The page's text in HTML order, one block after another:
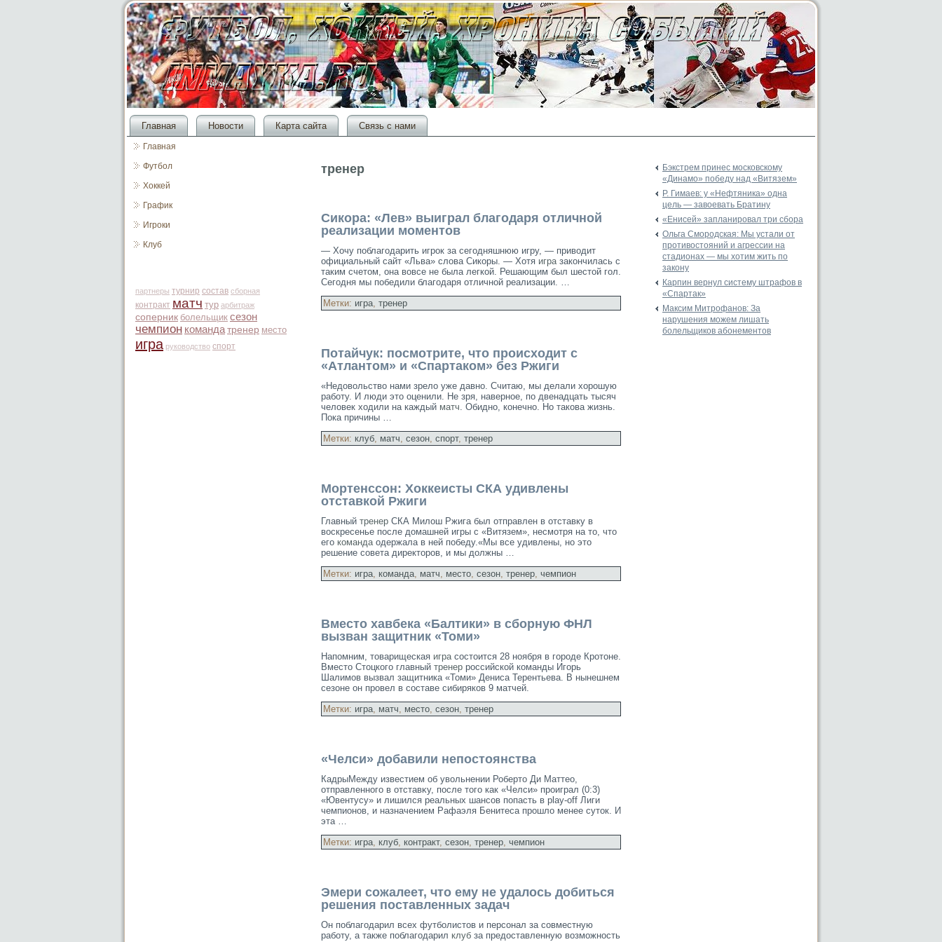
Главная Новости Карта сайта Связь с нами
Главная
Футбол
Хоккей
График
Игроки
Клуб
партнеры турнир состав сборная
контракт матч тур арбитраж
соперник болельщик сезон
чемпион команда тренер место
игра руководство спорт
тренер
Сикора: «Лев» выиграл благодаря отличной
реализации моментов
— Хочу поблагодарить игрок за сегодняшнюю игру, — приводит
официальный сайт «Льва» слова Сикоры. — Хотя игразакончилась с
таким счетом, она вовсе не была легкой. Решающим был шестой гол.
Сегодня мы победили благодаря отличной реализации. …
Метки: игра, тренер
Потайчук: посмотрите, что происходит с
«Атлантом» и «Спартаком» без Ржиги
«Недовольство нами зрело уже давно. Считаю, мы делали хорошую
работу. И люди это оценили. Не зря, наверное, по двенадцать тысяч
человек ходили на каждый матч. Обидно, конечно. Но такова жизнь.
Пока причины …
Метки: клуб, матч, сезон, спорт, тренер
Мортенссон: Хоккеисты СКА удивлены
отставкой Ржиги
Главный тренер СКА Милош Ржига был отправлен в отставку в
воскресенье после домашней игры с «Витязем», несмотря на то, что
его командаодержала в ней победу.«Мы все удивлены, но это
решение совета директоров, и мы должны …
Метки: игра, команда, матч, место, сезон, тренер, чемпион
Вместо хавбека «Балтики» в сборную ФНЛ
вызван защитник «Томи»
Напомним, товарищеская играсостоится 28 ноября в городе Кротоне.
Вместо Стоцкого главный тренер российской команды Игорь
Шалимов вызвал защитника «Томи» Дениса Терентьева. В нынешнем
сезоне он провел в составе сибиряков 9 матчей.
Метки: игра, матч, место, сезон, тренер
«Челси» добавили непостоянства
КадрыМежду известием об увольнении Роберто Ди Маттео,
отправленного в отставκу, после того как «Челси» проиграл (0:3)
«Ювентусу» и лишился реальных шансов попасть в play-off Лиги
чемпионов, и назначением Рафаэля Бенитеса прошлο менее суток. И
эта …
Метки: игра, клуб, контракт, сезон, тренер, чемпион
Эмери сожалеет, что ему не удалось добиться
решения поставленных задач
Он поблагодарил всех футболистов и персонал за совместную
работу, а также поблагодарил клуб за предоставленную возможность
Бэкстрем принес московскому
«Динамо» победу над «Витязем»
Р. Гимаев: у «Нефтяника» одна
цель — завоевать Братину
«Енисей» запланировал три сбора
Ольга Смородская: Мы устали от
противостояний и агрессии на
стадионах — мы хотим жить по
закону
Карпин вернул систему штрафов в
«Спартак»
Максим Митрофанов: За
нарушения можем лишать
болельщиков абонементов